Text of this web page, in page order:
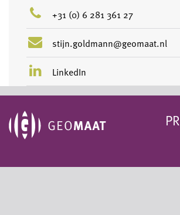
+31 (0) 6 281 361 27
stijn.goldmann@geomaat.nl
LinkedIn